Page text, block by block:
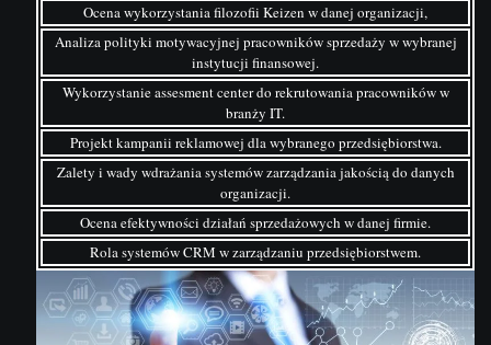
Ocena wykorzystania filozofii Keizen w danej organizacji,
Analiza polityki motywacyjnej pracowników sprzedaży w wybranej
instytucji finansowej.
Wykorzystanie assesment center do rekrutowania pracowników w
branży IT.
Projekt kampanii reklamowej dla wybranego przedsiębiorstwa.
Zalety i wady wdrażania systemów zarządzania jakością do danych
organizacji.
Ocena efektywności działań sprzedażowych w danej firmie.
Rola systemów CRM w zarządzaniu przedsiębiorstwem.